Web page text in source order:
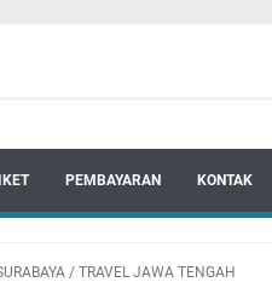
PEMBAYARAN KONTAK
/ TRAVEL JAWA TENGAH